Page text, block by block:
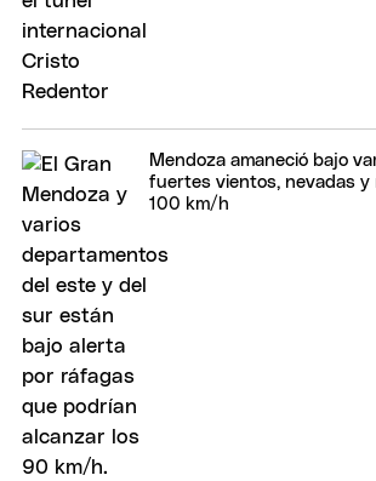
Mendoza amaneció bajo
fuertes vientos, nevadas y
100 km/h